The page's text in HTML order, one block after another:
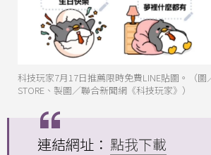
科技玩家7月17日推薦限時免費LINE貼圖。（圖
STORE、製圖／聯合新聞網《科技玩家》）
連結網址： 點我下載